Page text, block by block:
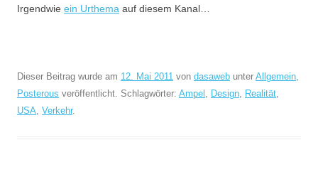
Irgendwie ein Urthema auf diesem Kanal…
Dieser Beitrag wurde am 12. Mai 2011 von dasaweb unter Allgemein,
Posterous veröffentlicht. Schlagwörter: Ampel , Design, Realität,
USA, Verkehr.